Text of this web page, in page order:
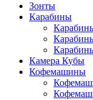
Зонты
Карабины
Камера Кубы
Кофемашины